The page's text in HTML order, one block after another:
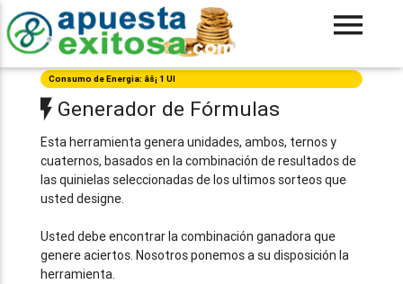
Consumo de Energia: âš¡ 1 UI
Generador de Fórmulas
Esta herramienta genera unidades, ambos, ternos y
cuaternos, basados en la combinación de resultados de
las quinielas seleccionadas de los ultimos sorteos que
usted designe.
Usted debe encontrar la combinación ganadora que
genere aciertos. Nosotros ponemos a su disposición la
herramienta.